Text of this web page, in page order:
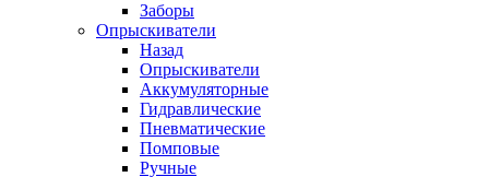
Заборы
Опрыскиватели
Назад
Опрыскиватели
Аккумуляторные
Гидравлические
Пневматические
Помповые
Ручные